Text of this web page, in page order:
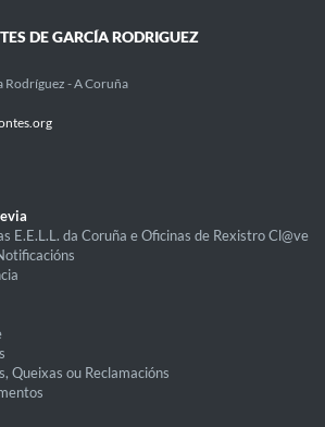
DE GARCÍA RODRIGUEZ
Rodríguez - A Coruña
E.E.L.L. da Coruña e Oficinas de Rexistro Cl@ve
Queixas ou Reclamacións